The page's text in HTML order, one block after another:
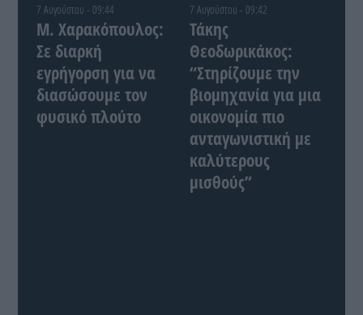
7 Αυγούστου - 09:44
Μ. Χαρακόπουλος:
Σε διαρκή
εγρήγορση για να
διασώσουμε τον
φυσικό πλούτο
7 Αυγούστου - 09:42
Τάκης
Θεοδωρικάκος:
“Στηρίζουμε την
βιομηχανία για μια
οικονομία πιο
ανταγωνιστική με
καλύτερους
μισθούς”